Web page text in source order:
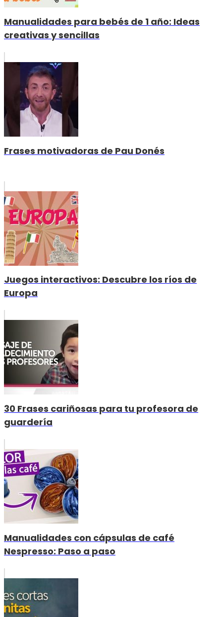
Manualidades para bebés de 1 año: Ideas
creativas y sencillas
Frases motivadoras de Pau Donés
Juegos interactivos: Descubre los ríos de
Europa
30 Frases cariñosas para tu profesora de
guardería
Manualidades con cápsulas de café
Nespresso: Paso a paso